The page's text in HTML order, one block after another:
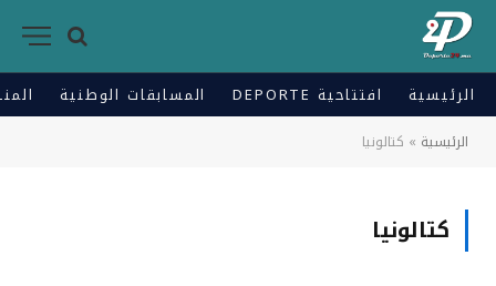
الرئيسية افتتاحية DEPORTE المسابقات الوطنية
الرئيسية » كتالونيا
كتالونيا